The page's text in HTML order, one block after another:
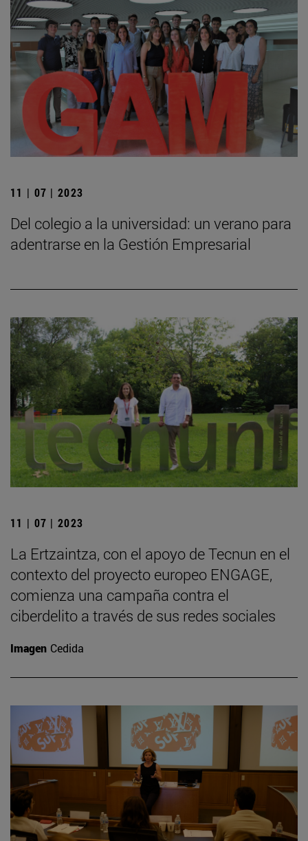
11 | 07 | 2023
Del colegio a la universidad: un verano para
adentrarse en la Gestión Empresarial
11 | 07 | 2023
La Ertzaintza, con el apoyo de Tecnun en el
contexto del proyecto europeo ENGAGE,
comienza una campaña contra el
ciberdelito a través de sus redes sociales
Imagen Cedida